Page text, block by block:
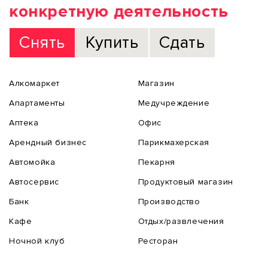
конкретную деятельность
Снять
Купить Сдать
Алкомаркет
Апартаменты
Аптека
Арендный бизнес
Автомойка
Автосервис
Банк
Кафе
Ночной клуб
Магазин
Медучреждение
Офис
Парикмахерская
Пекарня
Продуктовый магазин
Производство
Отдых/развлечения
Ресторан